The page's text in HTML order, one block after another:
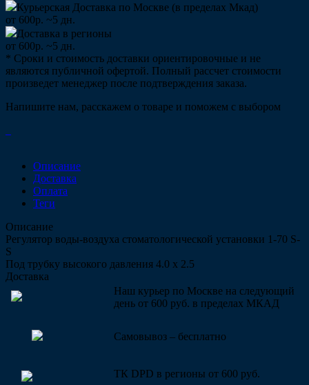
Курьерская Доставка по Москве (в пределах Мкад)
от 600р. ~5 дн.
Доставка в регионы
от 600р. ~5 дн.
* Сроки и стоимость доставки ориентировочные и не
являются публичной офертой. Полный рассчет стоимости
произведет менеджер после подтверждения заказа.
Напишите нам, расскажем о товаре и поможем с выбором
Описание
Доставка
Оплата
Теги
Описание
Регулятор воды-воздуха стоматологической установки 1-70 S-
S
Под трубку высокого давления 4.0 х 2.5
Доставка
Наш курьер по Москве на следующий
день от 600 руб. в пределах МКАД
Самовывоз – бесплатно
ТК DPD в регионы от 600 руб.